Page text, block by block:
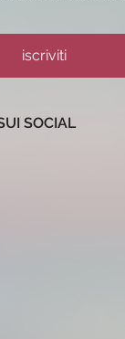
iscriviti
SOCIAL